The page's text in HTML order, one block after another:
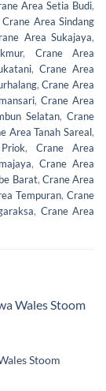
Area Setia Budi,
Crane Area Sindang
Area Sukajaya,
, Crane Area
, Crane Area
,Crane Area
,Crane Area
Selatan, Crane
Area Tanah Sareal,
, Crane Area
,Crane Area
Barat, Crane Area
Tempuran, Crane
, Crane Area
Stoom